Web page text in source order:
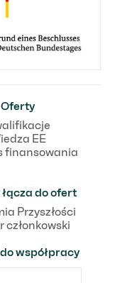
Oferty
EE
finansowania
do ofert
Przyszłości
członkowski
współpracy